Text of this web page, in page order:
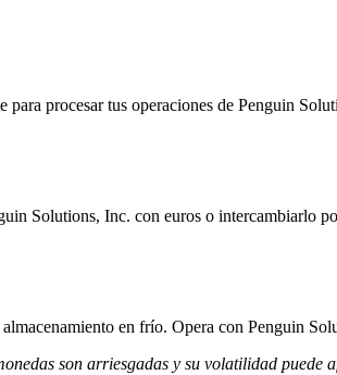
procesar tus operaciones de Penguin
Solutions, Inc. con euros o intercambiarlo
en frío. Opera con Penguin
son arriesgadas y su volatilidad puede